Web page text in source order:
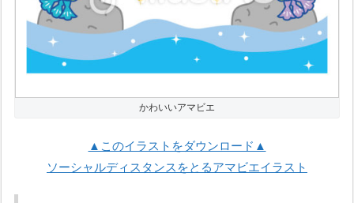
かわいいアマビエ
▲このイラストをダウンロード▲
ソーシャルディスタンスをとるアマビエイラスト